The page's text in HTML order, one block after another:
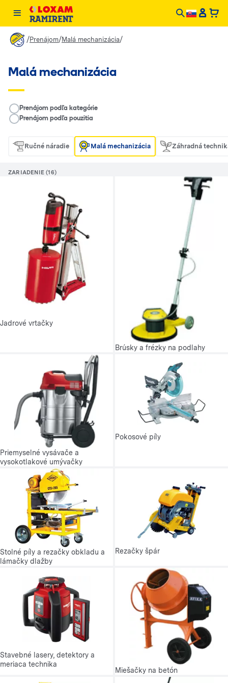
/Prenájom/Malá mechanizácia/
Malá mechanizácia
__RENTAL.LEGEND
Prenájom podľa kategórie
Prenájom podľa pouzitia
Ručné náradie Malá mechanizácia Záhradná
ZARIADENIE (16)
Jadrové vrtačky
Brúsky a frézky na podlahy
Priemyselné vysávače a
vysokotlakové umývačky
Pokosové píly
Stolné píly a rezačky obkladu a
lámačky dlažby
Rezačky špár
Stavebné lasery, detektory a
meriaca technika
Miešačky na betón